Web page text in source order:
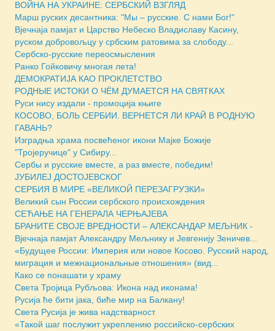
ВОЙНА НА УКРАИНЕ: СЕРБСКИЙ ВЗГЛЯД
Марш руских десантника: "Мы – русские. С нами Бог!"
Вјечнаја памјат и Царство Небеско Владиславу Касину,
руском добровољцу у србским ратовима за слободу...
Сербско-русские переосмысления
Ранко Гойковичу многая лета!
ДЕМОКРАТИЈА КАО ПРОКЛЕТСТВО
РОДНЫЕ ИСТОКИ О ЧЁМ ДУМАЕТСЯ НА СВЯТКАХ
Руси нису издали - промоција књиге
КОСОВО, БОЛЬ СЕРБИИ. ВЕРНЕТСЯ ЛИ КРАЙ В РОДНУЮ
ГАВАНЬ?
Изградња храма посвећеног икони Мајке Божије
"Тројеручице" у Сибиру...
Сербы и русские вместе, а раз вместе, победим!
ЈУБИЛЕЈ ДОСТОЈЕВСКОГ
СЕРБИЯ В МИРЕ «ВЕЛИКОЙ ПЕРЕЗАГРУЗКИ»
Великий сын России сербского происхождения
СЕЋАЊЕ НА ГЕНЕРАЛА ЧЕРЊАЈЕВА
БРАНИТЕ СВОЈЕ ВРЕДНОСТИ – АЛЕКСАНДАР МЕЉНИК -
Вјечнаја памјат Александру Мељнику и Јевгенију Зеничев...
«Будущее России: Империя или новое Косово. Русский народ,
миграция и межнациональные отношения» (вид...
Како се понашати у храму
Света Тројица Рубљова: Икона над иконама!
Русија ће бити јака, биће мир на Балкану!
Света Русија је жива надстварност
«Такой шаг послужит укреплению российско-сербских